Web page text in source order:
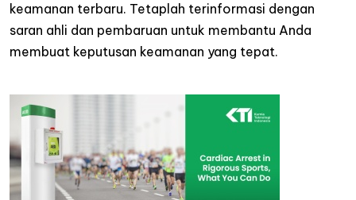
keamanan terbaru. Tetaplah terinformasi dengan
saran ahli dan pembaruan untuk membantu Anda
membuat keputusan keamanan yang tepat.